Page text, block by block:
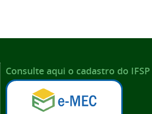
Consulte aqui o cadastro do IFSP